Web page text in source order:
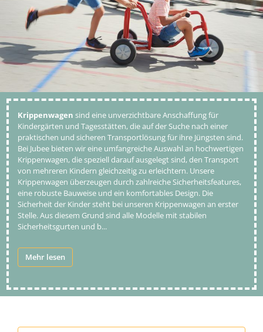
Krippenwagen sind eine unverzichtbare Anschaffung für
Kindergärten und Tagesstätten, die auf der Suche nach einer
praktischen und sicheren Transportlösung für ihre Jüngsten sind.
Bei Jubee bieten wir eine umfangreiche Auswahl an hochwertigen
Krippenwagen, die speziell darauf ausgelegt sind, den Transport
von mehreren Kindern gleichzeitig zu erleichtern. Unsere
Krippenwagen überzeugen durch zahlreiche Sicherheitsfeatures,
eine robuste Bauweise und ein komfortables Design. Die
Sicherheit der Kinder steht bei unseren Krippenwagen an erster
Stelle. Aus diesem Grund sind alle Modelle mit stabilen
Sicherheitsgurten und b...
Mehr lesen